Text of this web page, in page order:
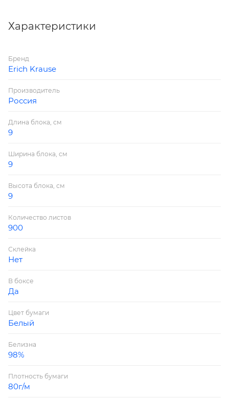
изготовлены из качественной бумаги плотностью 80
пленка.
Характеристики
Бренд
Erich Krause
Производитель
Россия
Длина блока, см
9
Ширина блока, см
9
Высота блока, см
9
Количество листов
900
Склейка
Нет
В боксе
Да
Цвет бумаги
Белый
Белизна
98%
Плотность бумаги
80г/м